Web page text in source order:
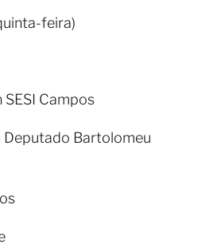
feira)
SESI Campos
Deputado Bartolomeu